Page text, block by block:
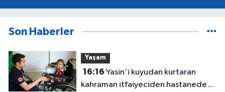
Son Haberler
Yaşam
16:16
kahraman itfaiyeciden hastanede